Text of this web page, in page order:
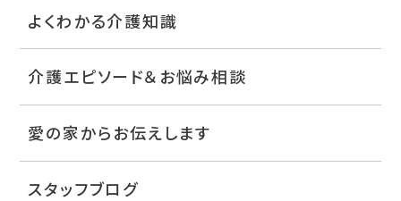
よくわかる介護知識
介護エピソード＆お悩み相談
愛の家からお伝えします
スタッフブログ